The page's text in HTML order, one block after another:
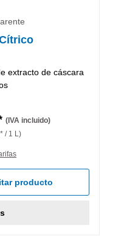
extracto de cáscara
(IVA incluido)
/ 1 L)
producto